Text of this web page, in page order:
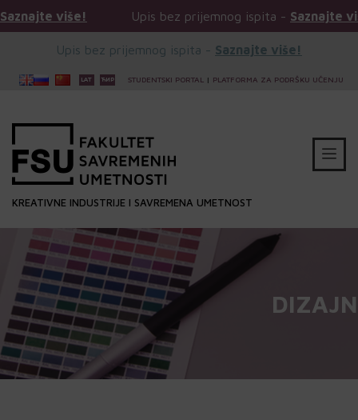
Upis bez prijemnog ispita -Saznajte više!
Upis bez prijemnog ispita - Saznajte više!
STUDENTSKI PORTAL | PLATFORMA ZA PODRŠKU UČENJU
KREATIVNE INDUSTRIJE I SAVREMENA UMETNOST
DIZAJN